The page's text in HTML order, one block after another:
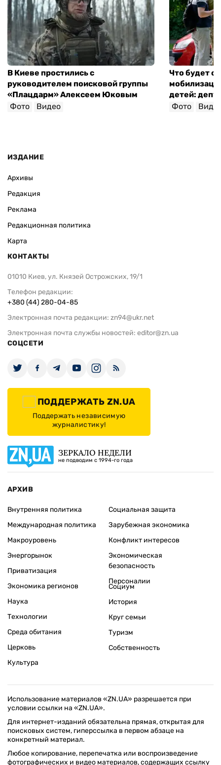
В Киеве простились с
руководителем поисковой группы
«Плацдарм» Алексеем Юковым
Фото
Видео
Что будет с
детей:
Фото
ИЗДАНИЕ
Архивы
Редакция
Реклама
Редакционная политика
Карта
КОНТАКТЫ
01010 Киев, ул. Князей Острожских, 19/1
Телефон редакции:
+380 (44) 280-04-85
Электронная почта редакции: zn94@ukr.net
Электронная почта службы новостей: editor@zn.ua
СОЦСЕТИ
ПОДДЕРЖАТЬ ZN.UA
Поддержать независимую
журналистику!
ЗЕРКАЛО НЕДЕЛИ
не подводим с 1994-го года
АРХИВ
Внутренняя политика
Международная политика
Макроуровень
Энергорынок
Приватизация
Экономика регионов
Социальная защита
Зарубежная экономика
Конфликт интересов
Экономическая
безопасность
Персоналии
Наука
Технологии
Среда обитания
Церковь
Культура
Социум
История
Круг семьи
Туризм
Собственность
Использование материалов «ZN.UA» разрешается при
условии ссылки на «ZN.UA».
Для интернет-изданий обязательна прямая, открытая для
поисковых систем, гиперссылка в первом абзаце на
конкретный материал.
Любое копирование, перепечатка или воспроизведение
фотографических и видео материалов, содержащих ссылку